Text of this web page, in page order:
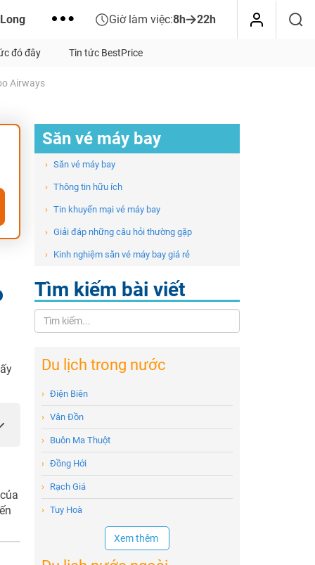
Giờ làm việc:8h 22h
đó đây Tin tức BestPrice
Airways
Săn vé máy bay
› Săn vé máy bay
› Thông tin hữu ích
› Tin khuyến mại vé máy bay
› Giải đáp những câu hỏi thường gặp
› Kinh nghiệm săn vé máy bay giá rẻ
Tìm kiếm bài viết
Du lịch trong nước
› Điện Biên
› Vân Đồn
› Buôn Ma Thuột
› Đồng Hới
› Rạch Giá
› Tuy Hoà
Xem thêm